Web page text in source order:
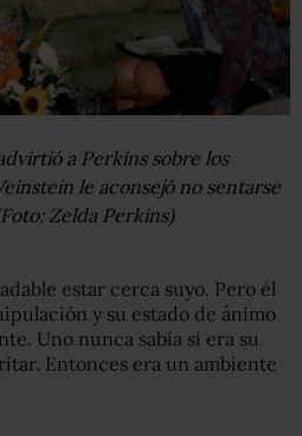
a Perkins sobre los
le aconsejó no sentarse
Zelda Perkins)
estar cerca suyo. Pero él
y su estado de ánimo
Uno nunca sabía si era su
Entonces era un ambiente